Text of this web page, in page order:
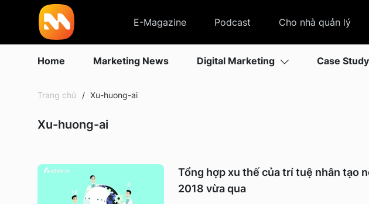
E-Magazine Podcast Cho nhà quản lý
Home Marketing News Digital Marketing Case Study
Trang chủ Xu-huong-ai
Xu-huong-ai
Tổng hợp xu thế của trí tuệ nhân tạo
2018 vừa qua